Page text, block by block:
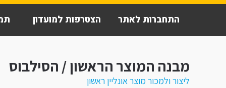
התחברות לאתר הצטרפות למועדון
מבנה המוצר הראשון / הסילבוס
ליצור ולמכור מוצר אונליין ראשון